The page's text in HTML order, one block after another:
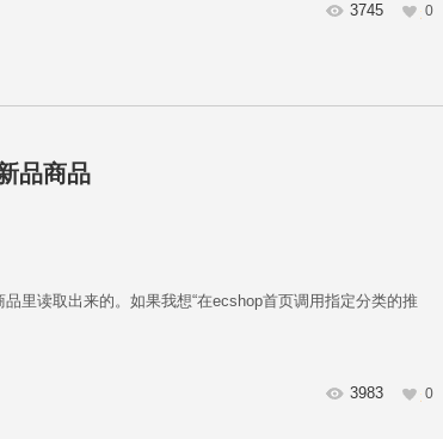
0
3745
品商品
里读取出来的。如果我想“在ecshop首页调用指定分类的推
0
3983